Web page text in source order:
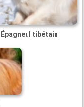
Épagneul tibétain